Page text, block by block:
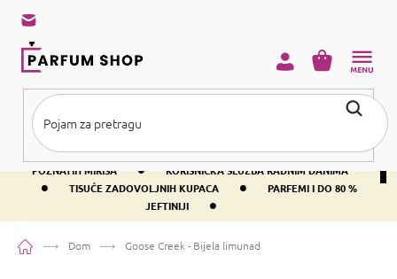
sadržaj
BESPLATNA DOSTAVA IZNAD PRIBLIŽNO 37 € •
400+ SVJETSKI
POZNATIH MIRISA
• KORISNIČKA SLUŽBA RADNIM DANIMA
• TISUĆE ZADOVOLJNIH KUPACA •
PARFEMI I DO 80 %
JEFTINIJI
•
KOŠARICA
PočetnaDom Goose Creek - Bijela limunada s bambusom